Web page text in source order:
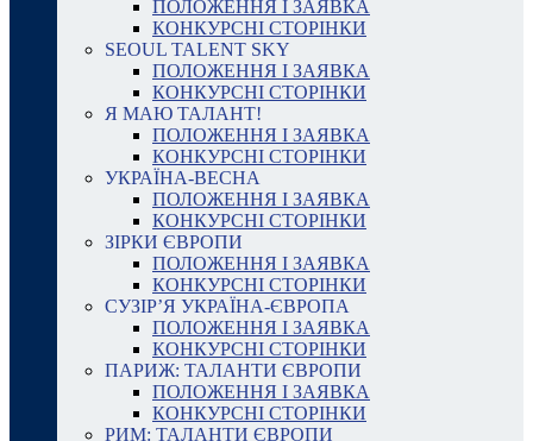
ПОЛОЖЕННЯ І ЗАЯВКА
КОНКУРСНІ СТОРІНКИ
SEOUL TALENT SKY
ПОЛОЖЕННЯ І ЗАЯВКА
КОНКУРСНІ СТОРІНКИ
Я МАЮ ТАЛАНТ!
ПОЛОЖЕННЯ І ЗАЯВКА
КОНКУРСНІ СТОРІНКИ
УКРАЇНА-ВЕСНА
ПОЛОЖЕННЯ І ЗАЯВКА
КОНКУРСНІ СТОРІНКИ
ЗІРКИ ЄВРОПИ
ПОЛОЖЕННЯ І ЗАЯВКА
КОНКУРСНІ СТОРІНКИ
СУЗІР’Я УКРАЇНА-ЄВРОПА
ПОЛОЖЕННЯ І ЗАЯВКА
КОНКУРСНІ СТОРІНКИ
ПАРИЖ: ТАЛАНТИ ЄВРОПИ
ПОЛОЖЕННЯ І ЗАЯВКА
КОНКУРСНІ СТОРІНКИ
РИМ: ТАЛАНТИ ЄВРОПИ